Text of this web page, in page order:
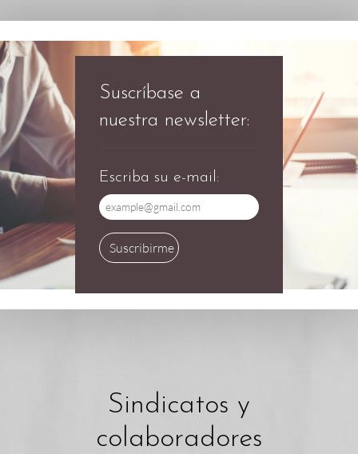
Suscríbase a
nuestra newsletter:
Escriba su e-mail:
Suscribirme
Sindicatos y
colaboradores